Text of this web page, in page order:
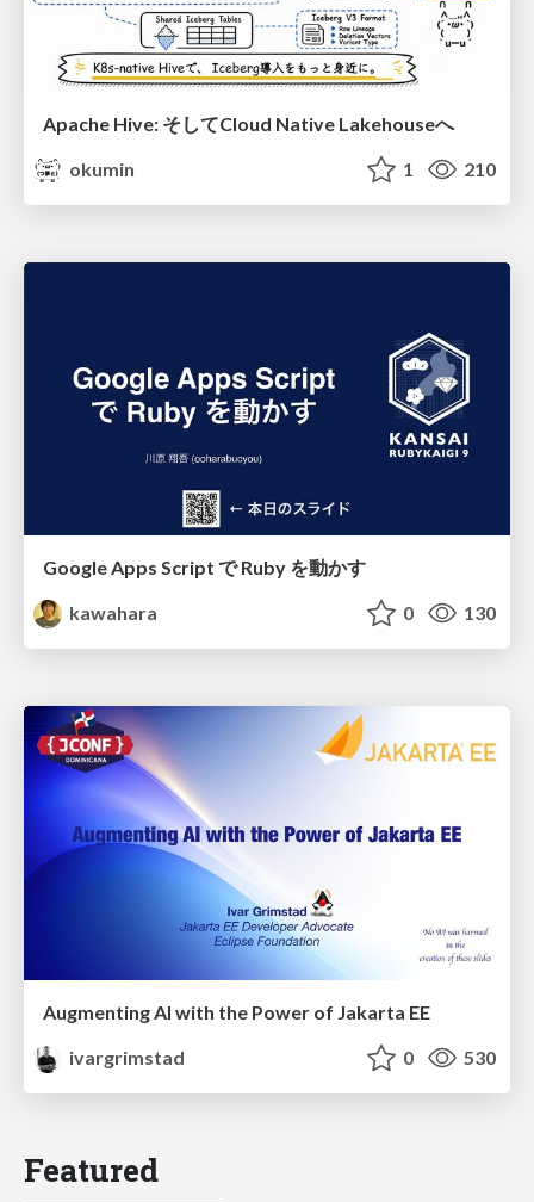
Apache Hive: そしてCloud Native Lakehouseへ
okumin
1 210
Google Apps Script で Ruby を動かす
kawahara
0 130
Augmenting AI with the Power of Jakarta EE
ivargrimstad
0 530
Featured